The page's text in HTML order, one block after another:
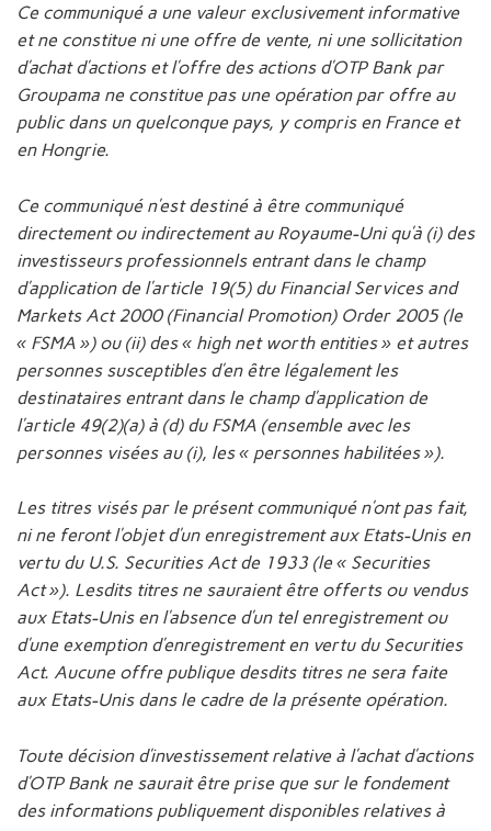
Ce communiqué a une valeur exclusivement informative
et ne constitue ni une offre de vente, ni une sollicitation
d’achat d’actions et l’offre des actions d’OTP Bank par
Groupama ne constitue pas une opération par offre au
public dans un quelconque pays, y compris en France et
en Hongrie.
Ce communiqué n’est destiné à être communiqué
directement ou indirectement au Royaume-Uni qu’à (i) des
investisseurs professionnels entrant dans le champ
d’application de l’article 19(5) du Financial Services and
Markets Act 2000 (Financial Promotion) Order 2005 (le
« FSMA ») ou (ii) des « high net worth entities » et autres
personnes susceptibles d’en être légalement les
destinataires entrant dans le champ d’application de
l’article 49(2)(a) à (d) du FSMA (ensemble avec les
personnes visées au (i), les « personnes habilitées »).
Les titres visés par le présent communiqué n’ont pas fait,
ni ne feront l’objet d’un enregistrement aux Etats-Unis en
vertu du U.S. Securities Act de 1933 (le « Securities
Act »). Lesdits titres ne sauraient être offerts ou vendus
aux Etats-Unis en l’absence d’un tel enregistrement ou
d’une exemption d’enregistrement en vertu du Securities
Act. Aucune offre publique desdits titres ne sera faite
aux Etats-Unis dans le cadre de la présente opération.
Toute décision d’investissement relative à l’achat d’actions
d’OTP Bank ne saurait être prise que sur le fondement
des informations publiquement disponibles relatives à